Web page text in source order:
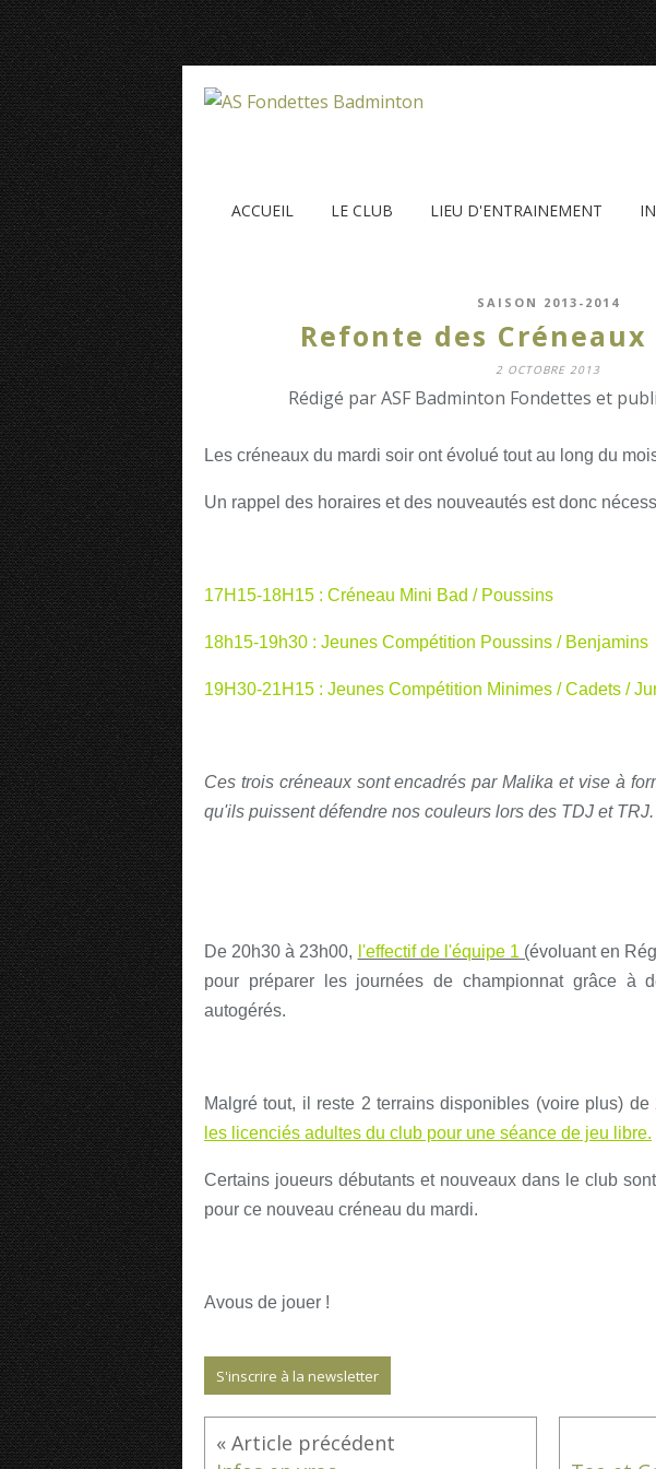
ACCUEIL LE CLUB LIEU D'ENTRAINEMENT
SAISON 2013-2014
Refonte des
2 OCTOBRE 2013
Rédigé par ASF Badminton Fondettes et
Les créneaux du mardi soir ont évolué tout au long du
Un rappel des horaires et des nouveautés est donc
17H15-18H15 : Créneau Mini Bad / Poussins
18h15-19h30 : Jeunes Compétition Poussins / Benjamins
19H30-21H15 : Jeunes Compétition Minimes / Cadets /
Ces trois créneaux sont encadrés par Malika et vise à
qu'ils puissent défendre nos couleurs lors des TDJ et TRJ.
De 20h30 à 23h00, l'effectif de l'équipe 1 (évoluant en
pour préparer les journées de championnat grâce à
autogérés.
Malgré tout, il reste 2 terrains disponibles (voire plus) de
les licenciés adultes du club pour une séance de jeu libre.
Certains joueurs débutants et nouveaux dans le club
pour ce nouveau créneau du mardi.
Avous de jouer !
S'inscrire à la newsletter